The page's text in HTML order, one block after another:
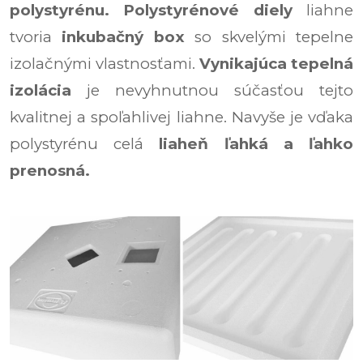
polystyrénu.
Polystyrénové dielyliahne
tvoria inkubačný boxso skvelými tepelne
izolačnými vlastnosťami. Vynikajúca tepelná
izolácia je nevyhnutnou súčasťou tejto
kvalitnej a spoľahlivej liahne. Navyše je vďaka
polystyrénu celá liaheň ľahká a ľahko
prenosná.